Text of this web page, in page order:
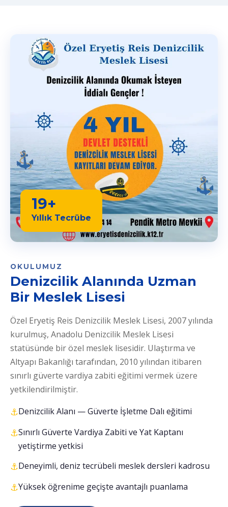
19+
Yıllık Tecrübe
OKULUMUZ
Denizcilik Alanında Uzman
Bir Meslek Lisesi
Özel Eryetiş Reis Denizcilik Meslek Lisesi, 2007 yılında
kurulmuş, Anadolu Denizcilik Meslek Lisesi
statüsünde bir özel meslek lisesidir. Ulaştırma ve
Altyapı Bakanlığı tarafından, 2010 yılından itibaren
sınırlı güverte vardiya zabiti eğitimi vermek üzere
yetkilendirilmiştir.
Denizcilik Alanı — Güverte İşletme Dalı eğitimi
Sınırlı Güverte Vardiya Zabiti ve Yat Kaptanı
yetiştirme yetkisi
Deneyimli, deniz tecrübeli meslek dersleri kadrosu
Yüksek öğrenime geçişte avantajlı puanlama